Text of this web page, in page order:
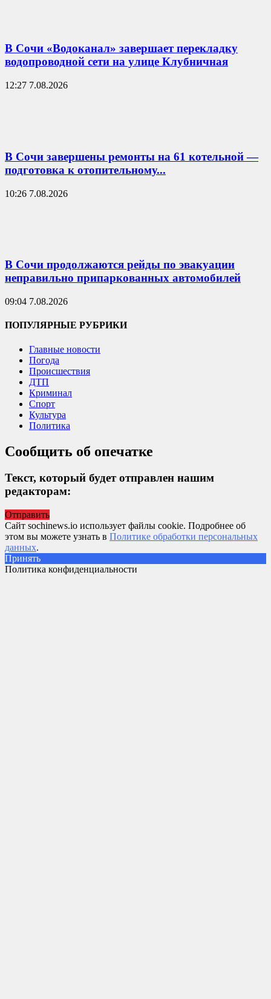
В Сочи «Водоканал» завершает перекладку
водопроводной сети на улице Клубничная
12:27 7.08.2026
В Сочи завершены ремонты на 61 котельной —
подготовка к отопительному...
10:26 7.08.2026
В Сочи продолжаются рейды по эвакуации
неправильно припаркованных автомобилей
09:04 7.08.2026
ПОПУЛЯРНЫЕ РУБРИКИ
Главные новости
Погода
Происшествия
ДТП
Криминал
Спорт
Культура
Политика
Сообщить об опечатке
Текст, который будет отправлен нашим
редакторам:
Отправить
Сайт sochinews.io использует файлы cookie. Подробнее об
этом вы можете узнать в Политике обработки персональных
данных.
Принять
Политика конфиденциальности